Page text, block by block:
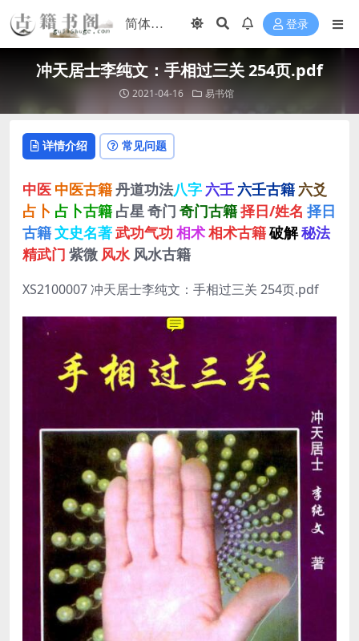
登录
冲天居士李纯文：手相过三关 254页.pdf
2021-04-16 易书馆
详情介绍 常见问题
中医 中医古籍丹道功法八字 六壬 六壬古籍 六爻
占卜 占卜古籍 占星 奇门 奇门古籍择日/姓名 择日
古籍文史名著武功气功 相术相术古籍破解秘法
精武门 紫微 风水 风水古籍
XS2100007 冲天居士李纯文：手相过三关 254页.pdf